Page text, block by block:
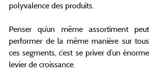
polyvalence des produits.
Penser qu’un même assortiment peut
performer de la même manière sur tous
ces segments, c’est se priver d’un énorme
levier de croissance.